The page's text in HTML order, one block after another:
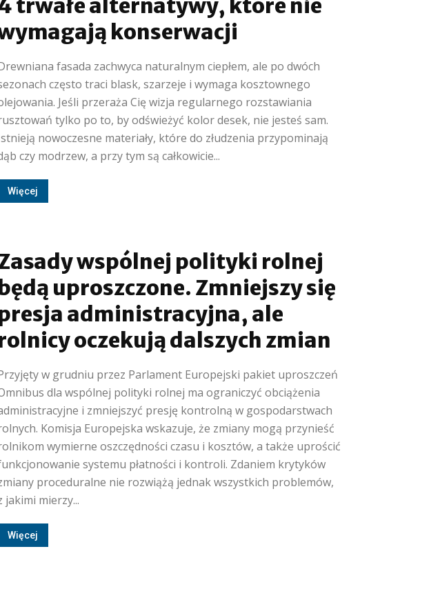
trwałe alternatywy, które nie
konserwacji
fasada zachwyca naturalnym ciepłem, ale po dwóch
często traci blask, szarzeje i wymaga kosztownego
Jeśli przeraża Cię wizja regularnego rozstawiania
tylko po to, by odświeżyć kolor desek, nie jesteś sam.
nowoczesne materiały, które do złudzenia przypominają
czy modrzew, a przy tym są całkowicie...
Więcej
wspólnej polityki rolnej
uproszczone. Zmniejszy się
administracyjna, ale
oczekują dalszych zmian
w grudniu przez Parlament Europejski pakiet uproszczeń
dla wspólnej polityki rolnej ma ograniczyć obciążenia
i zmniejszyć presję kontrolną w gospodarstwach
Komisja Europejska wskazuje, że zmiany mogą przynieść
wymierne oszczędności czasu i kosztów, a także uprościć
systemu płatności i kontroli. Zdaniem krytyków
proceduralne nie rozwiążą jednak wszystkich problemów,
jakimi mierzy...
Więcej